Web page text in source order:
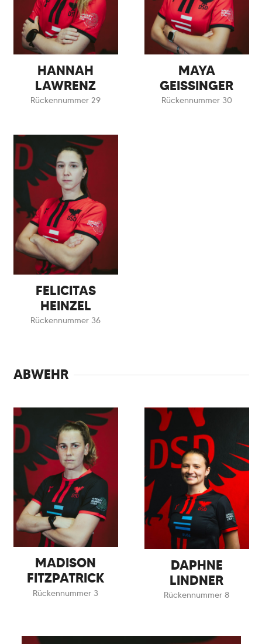
HANNAH
LAWRENZ
Rückennummer 29
MAYA
GEISSINGER
Rückennummer 30
FELICITAS
HEINZEL
Rückennummer 36
ABWEHR
MADISON
FITZPATRICK
Rückennummer 3
DAPHNE
LINDNER
Rückennummer 8